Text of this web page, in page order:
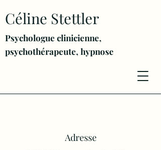
Céline Stettler
Psychologue clinicienne,
psychothérapeute, hypnose
Adresse